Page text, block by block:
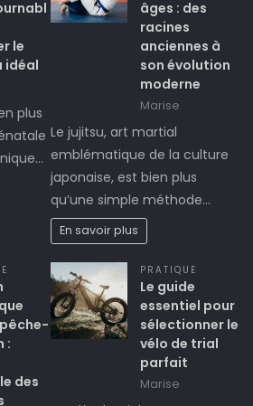
le
idéal
plus
âges : des
racines
anciennes à
son évolution
moderne
Marise
Le jujitsu, art martial
emblématique de la culture
japonaise, est bien plus
qu’une simple méthode…
En savoir plus
:
des
PRATIQUE
Le guide
essentiel pour
sélectionner le
vélo de trial
parfait
Marise